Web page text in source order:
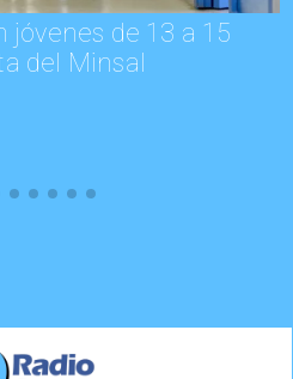
de 13 a 15
del Minsal